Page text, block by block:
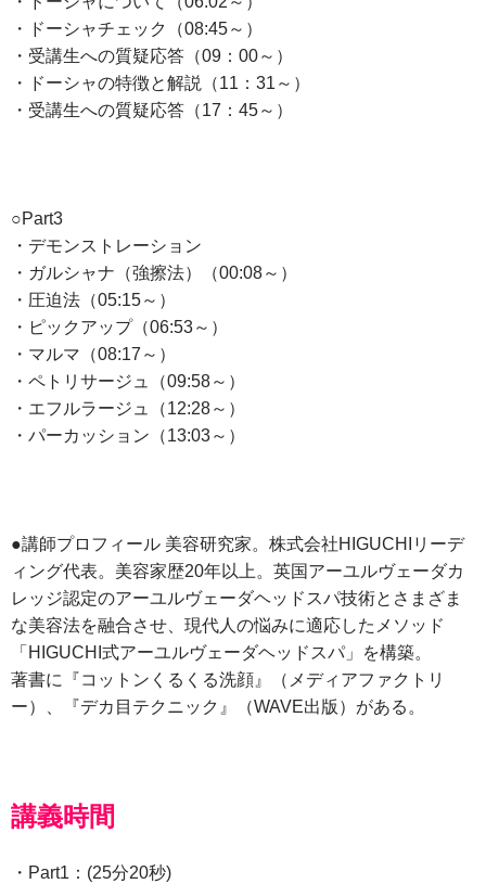
・ドーシャチェック（08:45～）
・受講生への質疑応答（09：00～）
・ドーシャの特徴と解説（11：31～）
・受講生への質疑応答（17：45～）
○Part3
・デモンストレーション
・ガルシャナ（強擦法）（00:08～）
・圧迫法（05:15～）
・ピックアップ（06:53～）
・マルマ（08:17～）
・ペトリサージュ（09:58～）
・エフルラージュ（12:28～）
・パーカッション（13:03～）
●講師プロフィール 美容研究家。株式会社HIGUCHIリーデ
ィング代表。美容家歴20年以上。英国アーユルヴェーダカ
レッジ認定のアーユルヴェーダヘッドスパ技術とさまざま
な美容法を融合させ、現代人の悩みに適応したメソッド
「HIGUCHI式アーユルヴェーダヘッドスパ」を構築。
著書に『コットンくるくる洗顔』（メディアファクトリ
ー）、『デカ目テクニック』（WAVE出版）がある。
講義時間
・Part1：(25分20秒)